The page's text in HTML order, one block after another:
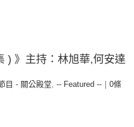
) 》主持：林旭華,何安達
目 - 關公殿堂, -- Featured --
0條